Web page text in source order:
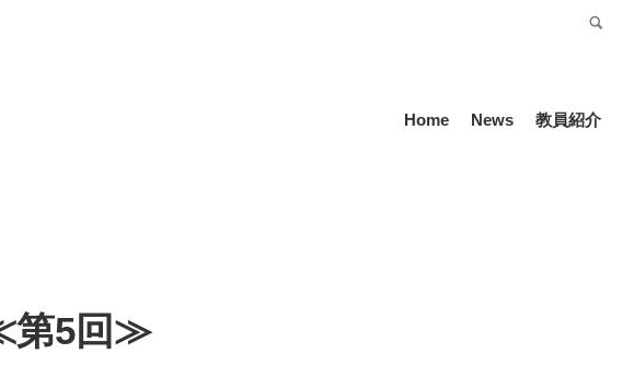
Home News 教員紹介
第5回≫